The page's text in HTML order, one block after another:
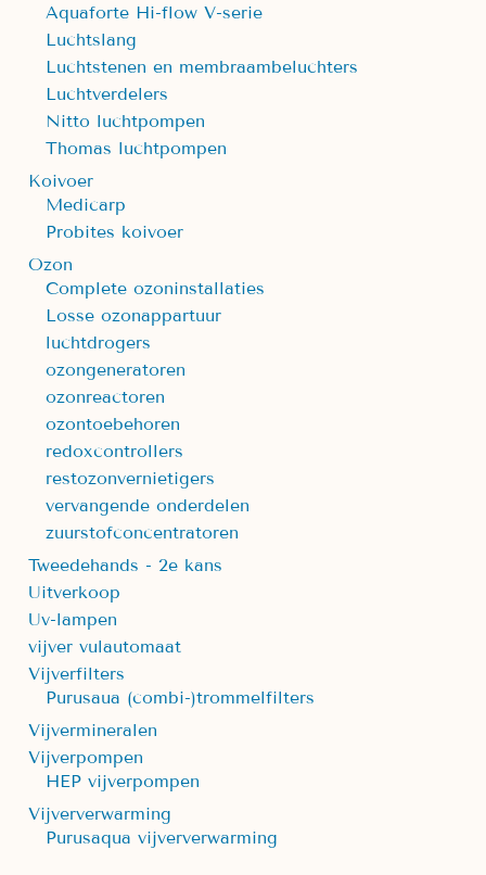
Aquaforte Hi-flow V-serie
Luchtslang
Luchtstenen en membraambeluchters
Luchtverdelers
Nitto luchtpompen
Thomas luchtpompen
Koivoer
Medicarp
Probites koivoer
Ozon
Complete ozoninstallaties
Losse ozonappartuur
luchtdrogers
ozongeneratoren
ozonreactoren
ozontoebehoren
redoxcontrollers
restozonvernietigers
vervangende onderdelen
zuurstofconcentratoren
Tweedehands - 2e kans
Uitverkoop
Uv-lampen
vijver vulautomaat
Vijverfilters
Purusaua (combi-)trommelfilters
Vijvermineralen
Vijverpompen
HEP vijverpompen
Vijververwarming
Purusaqua vijververwarming